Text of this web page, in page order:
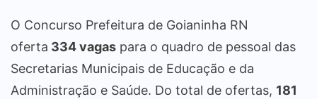
O Concurso Prefeitura de Goianinha RN
oferta 334 vagas para o quadro de pessoal das
Secretarias Municipais de Educação e da
Administração e Saúde. Do total de ofertas, 181